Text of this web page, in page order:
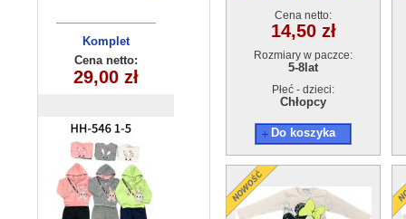
Komplet
dziecięcy
HH-546(1-5)
10szt
Cena netto:
29,00 zł
Komplet
dziecięcy
HH-547(1-5)
10szt
Cena netto:
29,00 zł
Cena netto:
14,50 zł
Rozmiary w paczce:
5-8lat
Płeć - dzieci:
Chłopcy
Do koszyka